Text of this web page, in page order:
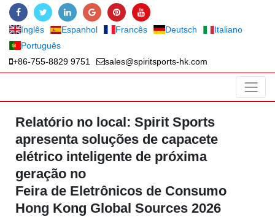
Inglês Espanhol Francês Deutsch
Italiano
Português
+86-755-8829 9751
sales@spiritsports-hk.com
Relatório no local: Spirit Sports
apresenta soluções de capacete
elétrico inteligente de próxima
geração no
Feira de Eletrônicos de Consumo
Hong Kong Global Sources 2026